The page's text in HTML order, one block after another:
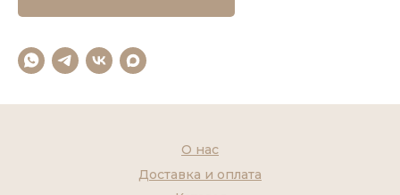
О нас
Доставка и оплата